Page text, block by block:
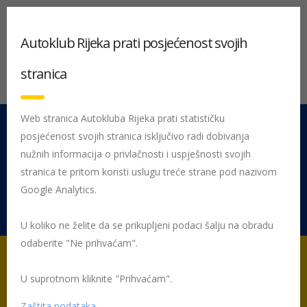
051 212 442 Centrala
Pon - Pet 08:00 - 16:00
Rujevica 9/1, 51000 Rijeka
Početna Sportaši Dubravka Zaharija
Autoklub Rijeka prati posjećenost svojih
stranica
Web stranica Autokluba Rijeka prati statističku
posjećenost svojih stranica isključivo radi dobivanja
nužnih informacija o privlačnosti i uspješnosti svojih
stranica te pritom koristi uslugu treće strane pod nazivom
Google Analytics.
U koliko ne želite da se prikupljeni podaci šalju na obradu
odaberite "Ne prihvaćam".
U suprotnom kliknite "Prihvaćam".